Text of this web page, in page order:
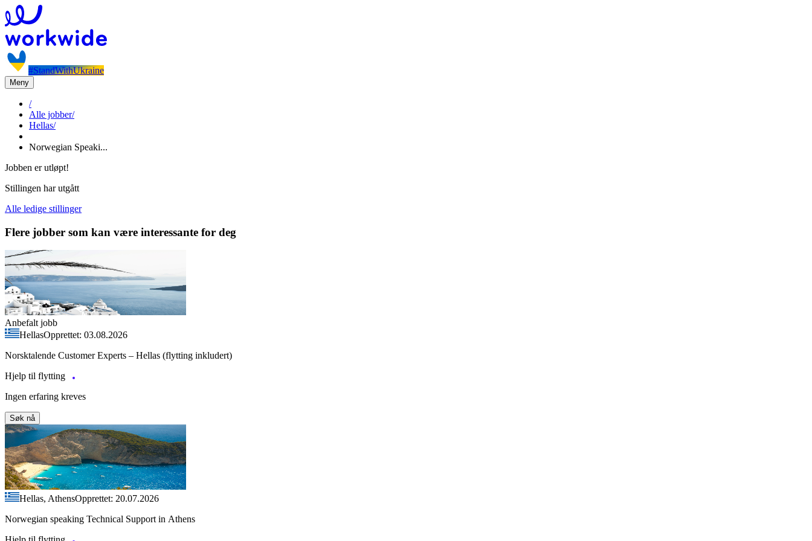
#StandWithUkraine
Meny
/
Alle jobber/
Hellas/
Norwegian Speaki...
Jobben er utløpt!
Stillingen har utgått
Alle ledige stillinger
Flere jobber som kan være interessante for deg
Anbefalt jobb
HellasOpprettet: 03.08.2026
Norsktalende Customer Experts – Hellas (flytting inkludert)
Hjelp til flytting
Ingen erfaring kreves
Søk nå
Hellas, AthensOpprettet: 20.07.2026
Norwegian speaking Technical Support in Athens